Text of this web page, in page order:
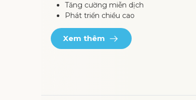
Tăng cường miễn dịch
Phát triển chiều cao
Xem thêm